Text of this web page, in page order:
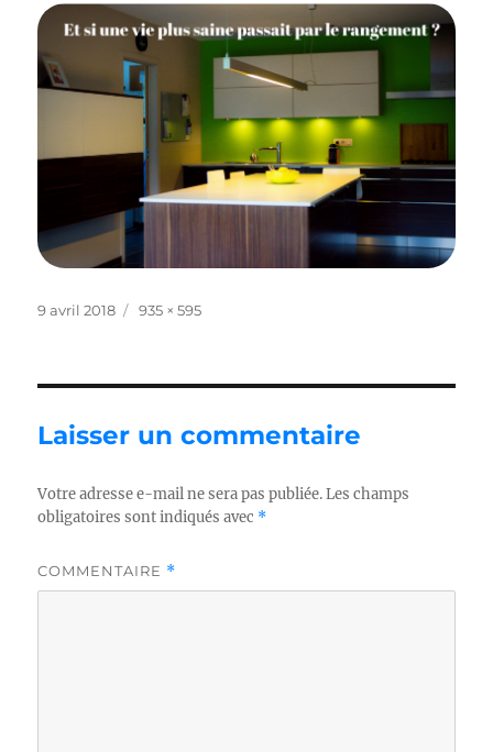
Publié
9 avril 2018
Taille
935 × 595
Laisser un commentaire
Votre adresse e-mail ne sera pas publiée. Les champs
obligatoires sont indiqués avec *
COMMENTAIRE *